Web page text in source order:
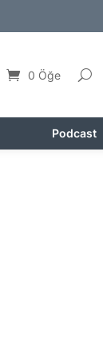
0 Öğe
Podcast